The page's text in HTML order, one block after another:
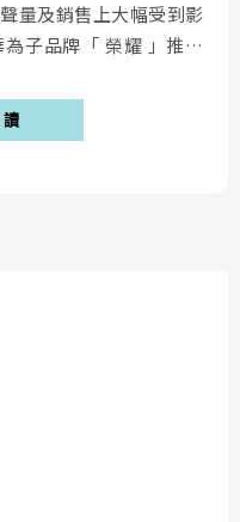
量及銷售上大幅受到影
子品牌「 榮耀 」推出
價上硬是要比華為更加
買連結 &nb...